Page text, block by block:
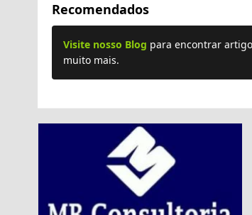
Recomendados
Visite nosso Blog para encontrar
muito mais.